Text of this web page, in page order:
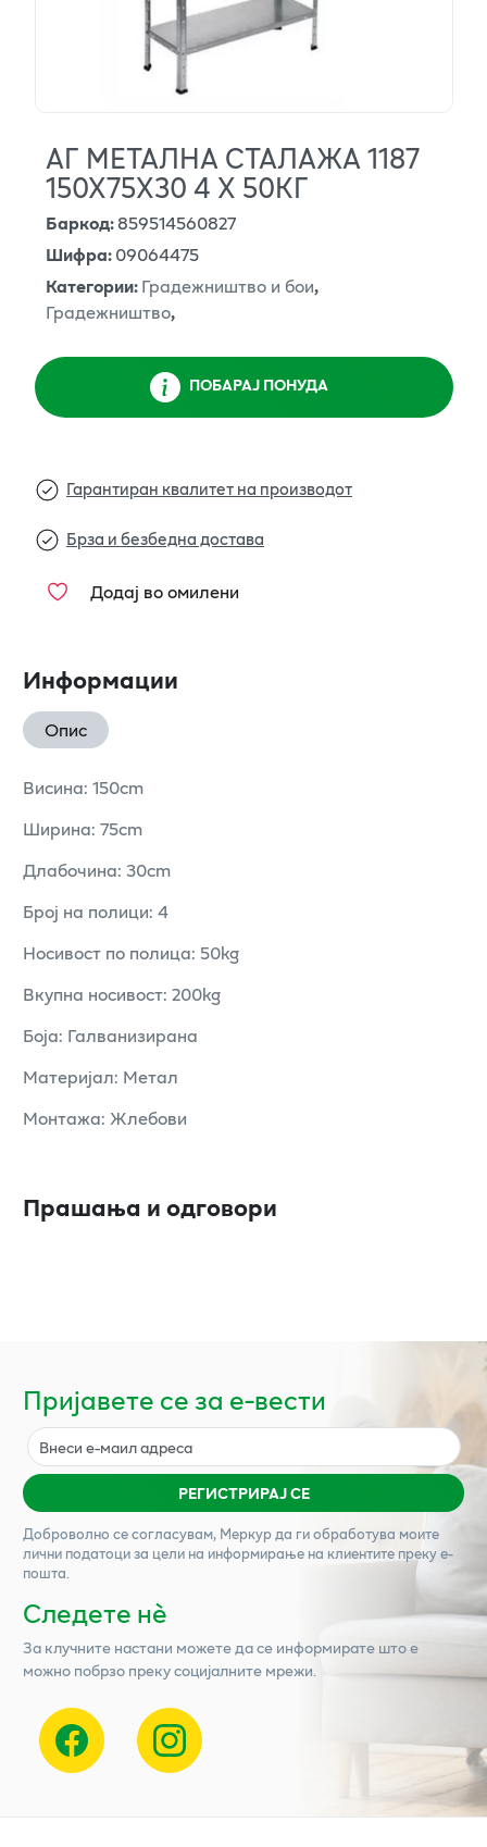
АГ МЕТАЛНА СТАЛАЖА 1187
150Х75Х30 4 Х 50КГ
Баркод:859514560827
Шифра:09064475
Категории:Градежништво и бои,
Градежништво,
ПОБАРАЈ ПОНУДА
Гарантиран квалитет на производот
Брза и безбедна достава
Додај во омилени
Информации
Опис
Висина: 150cm
Ширина: 75cm
Длабочина: 30cm
Број на полици: 4
Носивост по полица: 50kg
Вкупна носивост: 200kg
Боја: Галванизирана
Материјал: Метал
Монтажа: Жлебови
Прашања и одговори
Пријавете се за е-вести
РЕГИСТРИРАЈ СЕ
Доброволно се согласувам, Меркурда ги обработува моите
лични податоци за цели на информирање на клиентите преку е-
пошта.
Следете нѐ
За клучните настани можете да се информирате што е
можно побрзо преку социјалните мрежи.